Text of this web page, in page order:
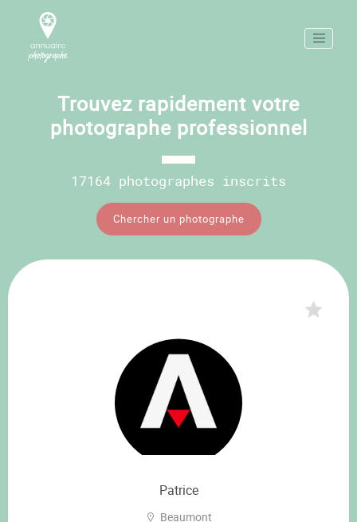
Trouvez rapidement votre
photographe professionnel
17164 photographes inscrits
Chercher un photographe
Patrice
Beaumont